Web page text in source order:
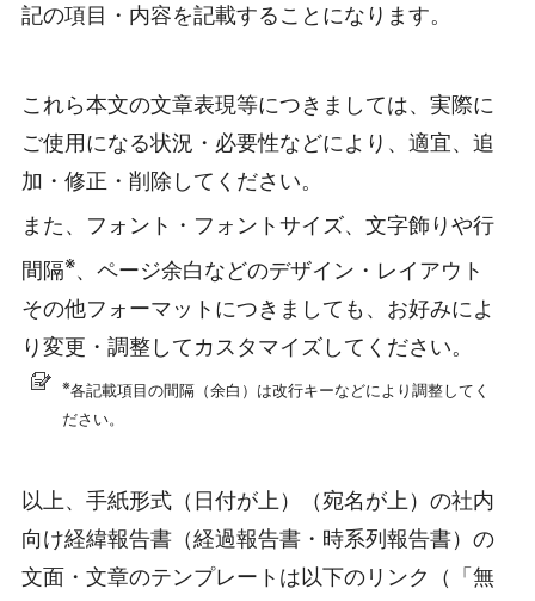
記の項目・内容を記載することになります。
これら本文の文章表現等につきましては、実際に
ご使用になる状況・必要性などにより、適宜、追
加・修正・削除してください。
また、フォント・フォントサイズ、文字飾りや行
間隔※、ページ余白などのデザイン・レイアウト
その他フォーマットにつきましても、お好みによ
り変更・調整してカスタマイズしてください。
※各記載項目の間隔（余白）は改行キーなどにより調整してく
ださい。
以上、手紙形式（日付が上）（宛名が上）の社内
向け経緯報告書（経過報告書・時系列報告書）の
文面・文章のテンプレートは以下のリンク（「無